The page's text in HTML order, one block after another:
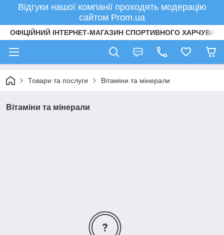
Відгуки нашої компанії проходять модерацію
сайтом Prom.ua
ОФІЦІЙНИЙ ІНТЕРНЕТ-МАГАЗИН СПОРТИВНОГО
Товари та послуги Вітаміни та мінерали
Вітаміни та мінерали